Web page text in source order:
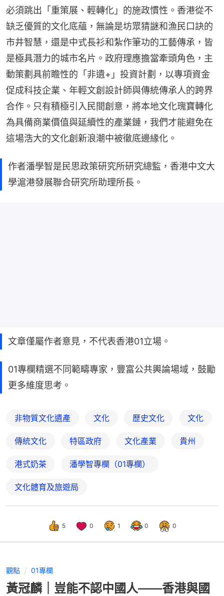
必須跳出「重策展、輕轉化」的施政慣性。香港從不
缺乏優質的文化底蘊，無論是坊眾猜謎和漁民口訣的
市井智慧，還是中式長衫和紮作筆功的工藝傳承，皆
是極具潛力的城市名片。政府理應擔當牽頭角色，主
動策劃具前瞻性的「非遺+」投資計劃，以專項資金
促成科技企業、年輕文創設計師與傳統傳承人的跨界
合作。只有積極引入民間創意，將本地文化瑰寶轉化
為具備商業價值與延續性的產業鏈，我們才能避免在
這場浩大的文化創新浪潮中被徹底邊緣化。
作者潘學智是民思政策研究所研究總監，香港中文大
學滬港發展聯合研究所助理所長。
文章僅屬作者意見，不代表香港01立場。
01專欄精選不同範疇專家，豐富公共輿論場域，鼓勵
更多維度思考。
非物質文化遺產 文化 歷史文化 文化
傳統文化 特區政府 文化產業 貴州
港式奶茶 潘學智專欄（01專欄）
文化體育及旅遊局
5 0 1 0 0
觀點 01專欄
黃冠麟｜豈能不認中國人——香港與國